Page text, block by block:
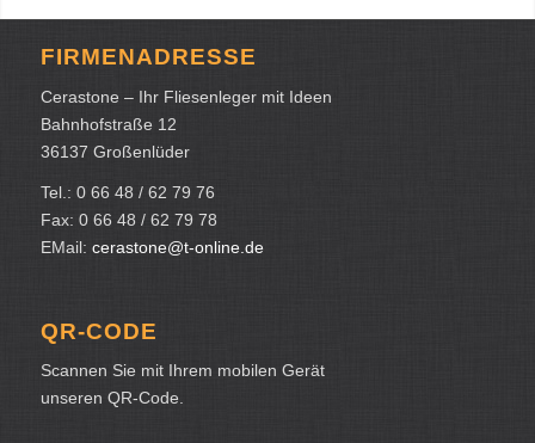
FIRMENADRESSE
Cerastone – Ihr Fliesenleger mit Ideen
Bahnhofstraße 12
36137 Großenlüder
Tel.: 0 66 48 / 62 79 76
Fax: 0 66 48 / 62 79 78
EMail: cerastone@t-online.de
QR-CODE
Scannen Sie mit Ihrem mobilen Gerät
unseren QR-Code.